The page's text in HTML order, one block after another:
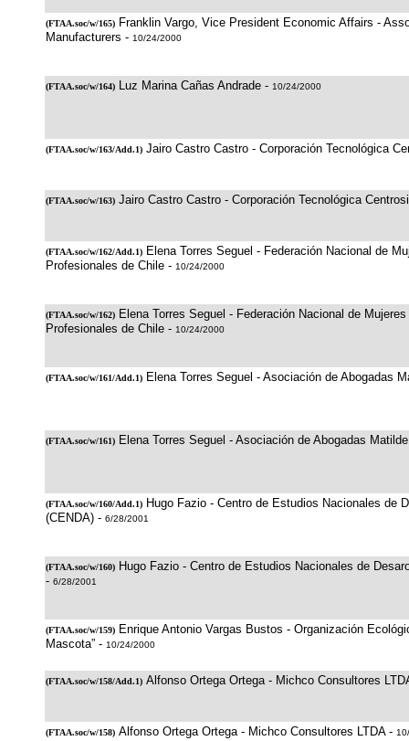
(FTAA.soc/w/165) Franklin Vargo, Vice President Economic Affairs -
Manufacturers - 10/24/2000
(FTAA.soc/w/164) Luz Marina Cañas Andrade - 10/24/2000
(FTAA.soc/w/163/Add.1) Jairo Castro Castro - Corporación Tecnológica
(FTAA.soc/w/163) Jairo Castro Castro - Corporación Tecnológica
(FTAA.soc/w/162/Add.1) Elena Torres Seguel - Federación Nacional de
Profesionales de Chile - 10/24/2000
(FTAA.soc/w/162) Elena Torres Seguel - Federación Nacional de
Profesionales de Chile - 10/24/2000
(FTAA.soc/w/161/Add.1) Elena Torres Seguel - Asociación de Abogadas
(FTAA.soc/w/161) Elena Torres Seguel - Asociación de Abogadas
(FTAA.soc/w/160/Add.1) Hugo Fazio - Centro de Estudios Nacionales de
(CENDA) - 6/28/2001
(FTAA.soc/w/160) Hugo Fazio - Centro de Estudios Nacionales de
- 6/28/2001
(FTAA.soc/w/159) Enrique Antonio Vargas Bustos - Organización
Mascota” - 10/24/2000
(FTAA.soc/w/158/Add.1) Alfonso Ortega Ortega - Michco Consultores
(FTAA.soc/w/158) Alfonso Ortega Ortega - Michco Consultores LTDA -